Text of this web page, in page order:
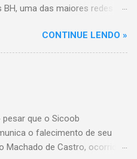
BH, uma das maiores redes do
da rede Bretas por R$ 716
anunciado na última sexta-
no bairro Santo Antônio. Com
a possibilidade de que essa
em um Supermercados
CONTINUE LENDO »
que o Sicoob
o falecimento de seu
Machado de Castro, ocorrido